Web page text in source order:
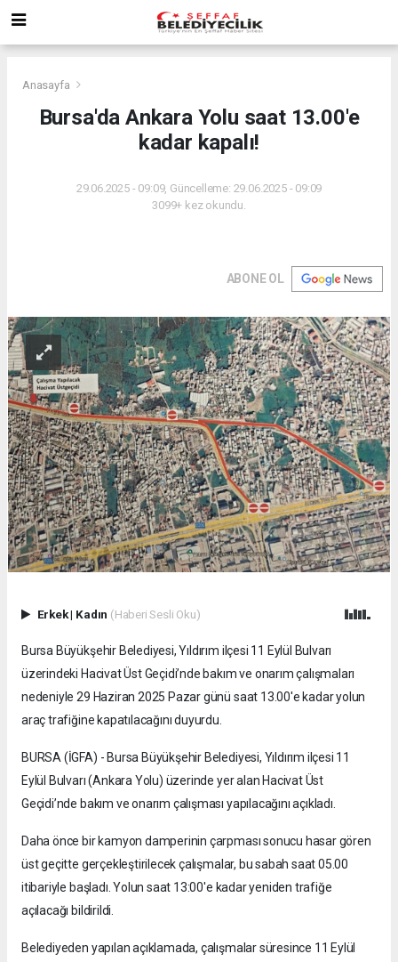
Anasayfa
Bursa'da Ankara Yolu saat 13.00'e
kadar kapalı!
29.06.2025 - 09:09, Güncelleme: 29.06.2025 - 09:09
3099+ kez okundu.
ABONE OL
Erkek| Kadın (Haberi Sesli Oku)
Bursa Büyükşehir Belediyesi, Yıldırım ilçesi 11 Eylül Bulvarı
üzerindeki Hacivat Üst Geçidi’nde bakım ve onarım çalışmaları
nedeniyle 29 Haziran 2025 Pazar günü saat 13.00'e kadar yolun
araç trafiğine kapatılacağını duyurdu.
BURSA (İGFA) - Bursa Büyükşehir Belediyesi, Yıldırım ilçesi 11
Eylül Bulvarı (Ankara Yolu) üzerinde yer alan Hacivat Üst
Geçidi’nde bakım ve onarım çalışması yapılacağını açıkladı.
Daha önce bir kamyon damperinin çarpması sonucu hasar gören
üst geçitte gerçekleştirilecek çalışmalar, bu sabah saat 05.00
itibariyle başladı. Yolun saat 13:00'e kadar yeniden trafiğe
açılacağı bildirildi.
Belediyeden yapılan açıklamada, çalışmalar süresince 11 Eylül